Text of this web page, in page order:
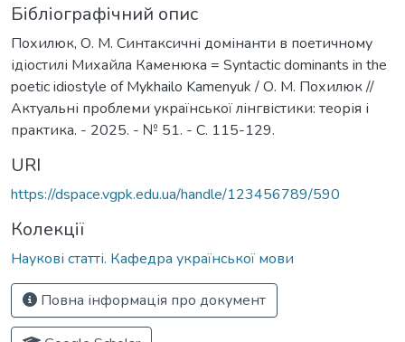
Бібліографічний опис
Похилюк, О. М. Синтаксичні домінанти в поетичному
ідіостилі Михайла Каменюка = Syntactic dominants in the
poetic idiostyle of Mykhailo Kamenyuk / О. М. Похилюк //
Актуальні проблеми української лінгвістики: теорія і
практика. - 2025. - № 51. - С. 115-129.
URI
https://dspace.vgpk.edu.ua/handle/123456789/590
Колекції
Наукові статті. Кафедра української мови
Повна інформація про документ